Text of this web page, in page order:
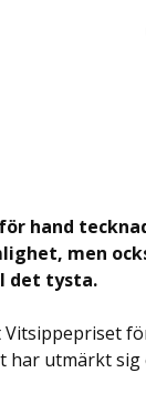
hand
men
det tysta.
utmärkt